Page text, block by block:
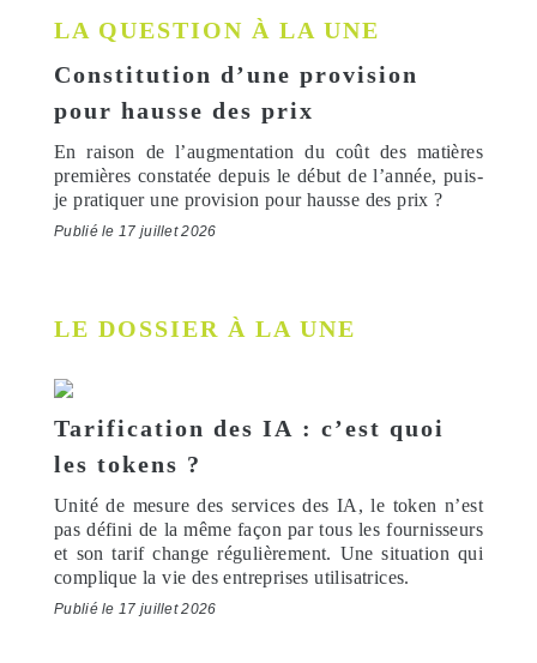
LA QUESTION À LA UNE
Constitution d’une provision
pour hausse des prix
En raison de l’augmentation du coût des matières
premières constatée depuis le début de l’année, puis-
je pratiquer une provision pour hausse des prix ?
Publié le 17 juillet 2026
LE DOSSIER À LA UNE
Tarification des IA : c’est quoi
les tokens ?
Unité de mesure des services des IA, le token n’est
pas défini de la même façon par tous les fournisseurs
et son tarif change régulièrement. Une situation qui
complique la vie des entreprises utilisatrices.
Publié le 17 juillet 2026